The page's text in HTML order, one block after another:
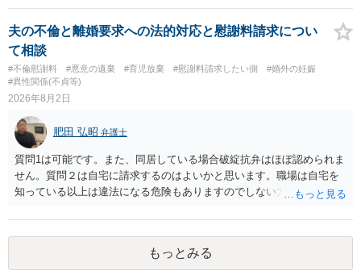
定しているのかによって，考え方・進め方は変わってくると思いま
す。 ④性交類似行為を認めているにもかかわらず支払を拒否するので
あれば，本人（行政書士でも同じだと思います。）への対応ではあま
り変わらないように思います。減額で折り合えるなら本人様の交渉で
もよいように思いますが，ゼロかどうかの観点であれば，訴訟に進む
しかなくなるようにも思います。そうしますと，お近くの弁護士に相
談して進めることを検討した方がよいようにも思います。
情によって対応が違いますので、法テラスへお尋ねいただいた方が確
実です。
夫の不倫と離婚要求への法的対応と慰謝料請求につい
て相談
#不倫慰謝料 #悪意の遺棄 #育児放棄 #慰謝料請求したい側
#婚外の妊娠
#異性関係(不貞等)
2026年8月2日
肥田 弘昭 弁護士
質問1は可能です。また、同居している場合破綻抗弁はほぼ認められま
せん。質問２は自宅に請求するのはよいかと思います。職場は自宅を
知っている以上は違法になる危険もありますのでしない方が良いで
かと思います。有責配偶者ですので相手方からの離婚は拒否しても仮
に訴訟されても法的に成立しません。質問５は認知すると養育費支払
い、相続権が発生します。合意があれば法的に可能ですが法律で強制
することはできません。質問６は可能です。質問７は不貞行為の写真
もっとみる